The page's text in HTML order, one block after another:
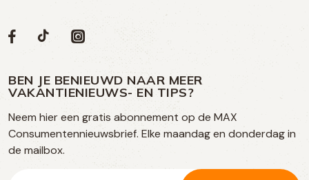
Volg
op
social
media
Social
Volg
op
Facebook
Volg
op
TikTok
Volg
op
Instagram
BEN JE BENIEUWD NAAR MEER
VAKANTIENIEUWS- EN TIPS?
Neem hier een gratis abonnement op de MAX
Consumentennieuwsbrief. Elke maandag en donderdag in
de mailbox.